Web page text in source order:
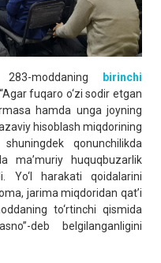
moddaning
birinchi
fuqaro o‘zi sodir etgan
hamda unga joyning
hisoblash miqdorining
qonunchilikda
ma’muriy huquqbuzarlik
Yo‘l harakati qoidalarini
jarima miqdoridan qat’i
to‘rtinchi qismida
deb belgilanganligini